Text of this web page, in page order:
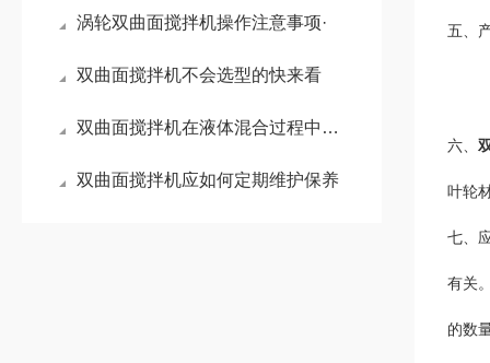
涡轮双曲面搅拌机操作注意事项·
双曲面搅拌机不会选型的快来看
双曲面搅拌机在液体混合过程中的应用与优势分析
双曲面搅拌机应如何定期维护保养
五、
六、
叶轮
七、
有关
的数